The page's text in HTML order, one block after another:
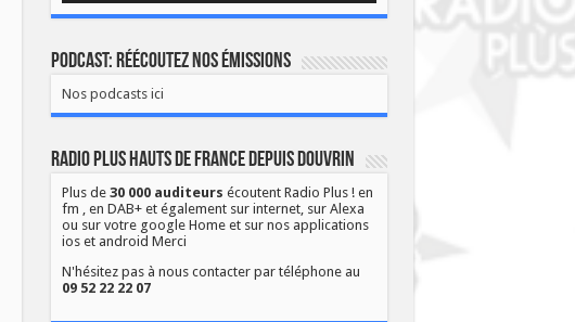
Podcast: Réécoutez nos émissions
Nos podcasts ici
Radio Plus Hauts de France depuis Douvrin
Plus de 30 000 auditeurs écoutent Radio Plus ! en
fm , en DAB+ et également sur internet, sur Alexa
ou sur votre google Home et sur nos applications
ios et android Merci
N'hésitez pas à nous contacter par téléphone au
09 52 22 22 07